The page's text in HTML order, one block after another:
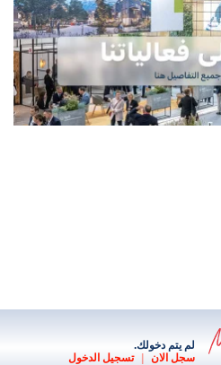
لم يتم دخولك.
سجل الان
| تسجيل الدخول